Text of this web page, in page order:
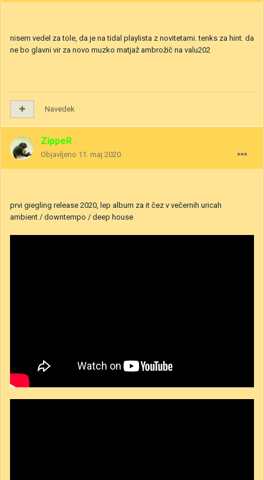
nisem vedel za tole, da je na tidal playlista z novitetami. tenks za hint. da
ne bo glavni vir za novo muzko matjaž ambrožič na valu202
Navedek
ZippeR
Objavljeno 11. maj 2020
prvi giegling release 2020, lep album za it čez v večernih uricah
ambient / downtempo / deep house